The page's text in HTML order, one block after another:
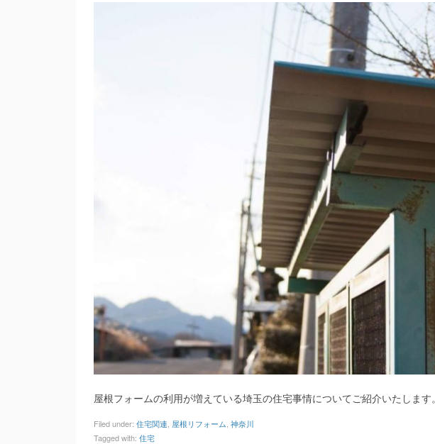
屋根フォームの利用が増えている埼玉の住宅事情についてご紹介いたします。
Filed under: 住宅関連 屋根リフォーム 神奈川
Tagged with: 住宅